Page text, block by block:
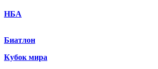
НБА
Биатлон
Кубок мира